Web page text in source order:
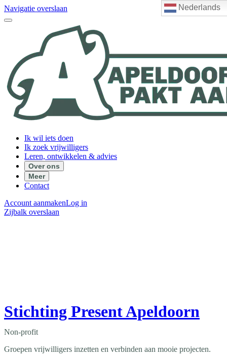
Nederlands
Navigatie overslaan
Ik wil iets doen
Ik zoek vrijwilligers
Leren, ontwikkelen & advies
Over ons
Meer
Contact
Account aanmakenLog in
Zijbalk overslaan
Stichting Present Apeldoorn
Non-profit
Groepen vrijwilligers inzetten en verbinden aan mooie projecten.